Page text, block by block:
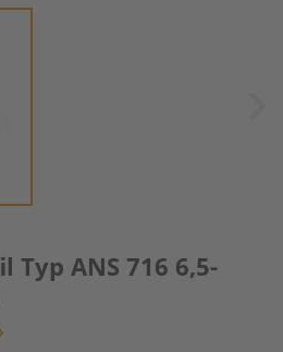
Typ ANS 716 6,5-